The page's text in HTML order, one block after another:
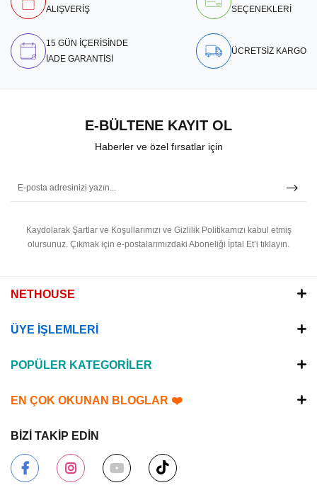
ALIŞVERİŞ
SEÇENEKLERİ
15 GÜN İÇERİSİNDE
İADE GARANTİSİ
ÜCRETSİZ KARGO
E-BÜLTENE KAYIT OL
Haberler ve özel fırsatlar için
Kaydolarak Şartlar ve Koşullarımızı ve Gizlilik Politikamızı kabul etmiş
olursunuz. Çıkmak için e-postalarımızdaki Aboneliği İptal Et’i tıklayın.
NETHOUSE
ÜYE İŞLEMLERİ
POPÜLER KATEGORİLER
EN ÇOK OKUNAN BLOGLAR ❤️
BİZİ TAKİP EDİN